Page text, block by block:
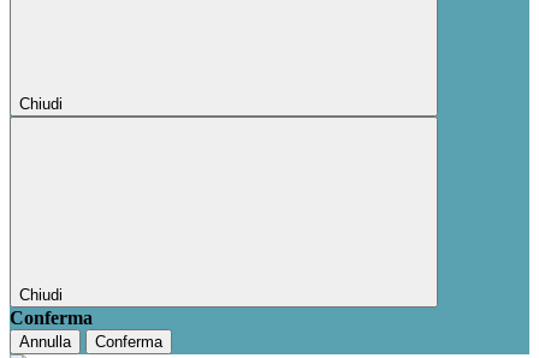
Chiudi
Chiudi
Conferma
Annulla Conferma